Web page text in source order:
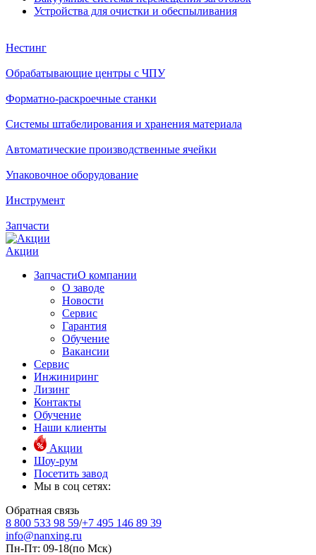
Устройства для очистки и обеспыливания
Нестинг
Обрабатывающие центры с ЧПУ
Форматно-раскроечные станки
Системы штабелирования и хранения материала
Автоматические производственные ячейки
Упаковочное оборудование
Инструмент
Запчасти
Акции
ЗапчастиО компании
О заводе
Новости
Сервис
Гарантия
Обучение
Вакансии
Сервис
Инжиниринг
Лизинг
Контакты
Обучение
Наши клиенты
Акции
Шоу-рум
Посетить завод
Мы в соц сетях:
Обратная связь
8 800 533 98 59/+7 495 146 89 39
info@nanxing.ru
Пн-Пт: 09-18(по Мск)